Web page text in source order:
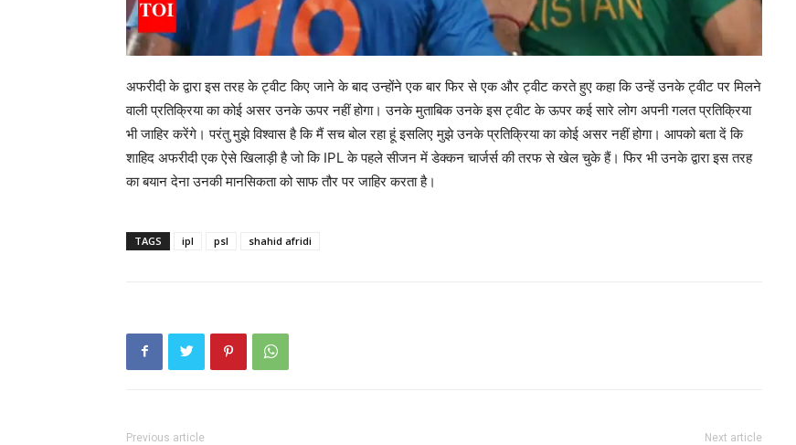
अफरीदी के द्वारा इस तरह के ट्वीट किए जाने के बाद उन्होंने एक बार फिर से एक और ट्वीट करते हुए कहा कि उन्हें उनके ट्वीट पर मिलने
वाली प्रतिक्रिया का कोई असर उनके ऊपर नहीं होगा। उनके मुताबिक उनके इस ट्वीट के ऊपर कई सारे लोग अपनी गलत प्रतिक्रिया
भी जाहिर करेंगे। परंतु मुझे विश्वास है कि मैं सच बोल रहा हूं इसलिए मुझे उनके प्रतिक्रिया का कोई असर नहीं होगा। आपको बता दें कि
शाहिद अफरीदी एक ऐसे खिलाड़ी है जो कि IPL के पहले सीजन में डेक्कन चार्जर्स की तरफ से खेल चुके हैं। फिर भी उनके द्वारा इस तरह
का बयान देना उनकी मानसिकता को साफ तौर पर जाहिर करता है।
TAGS ipl psl shahid afridi
Previous article Next article